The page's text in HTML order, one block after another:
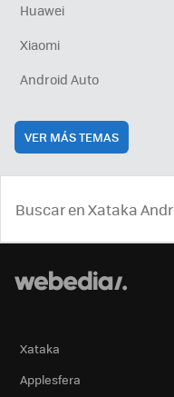
Huawei
Xiaomi
Android Auto
VER MÁS TEMAS
Xataka
Applesfera